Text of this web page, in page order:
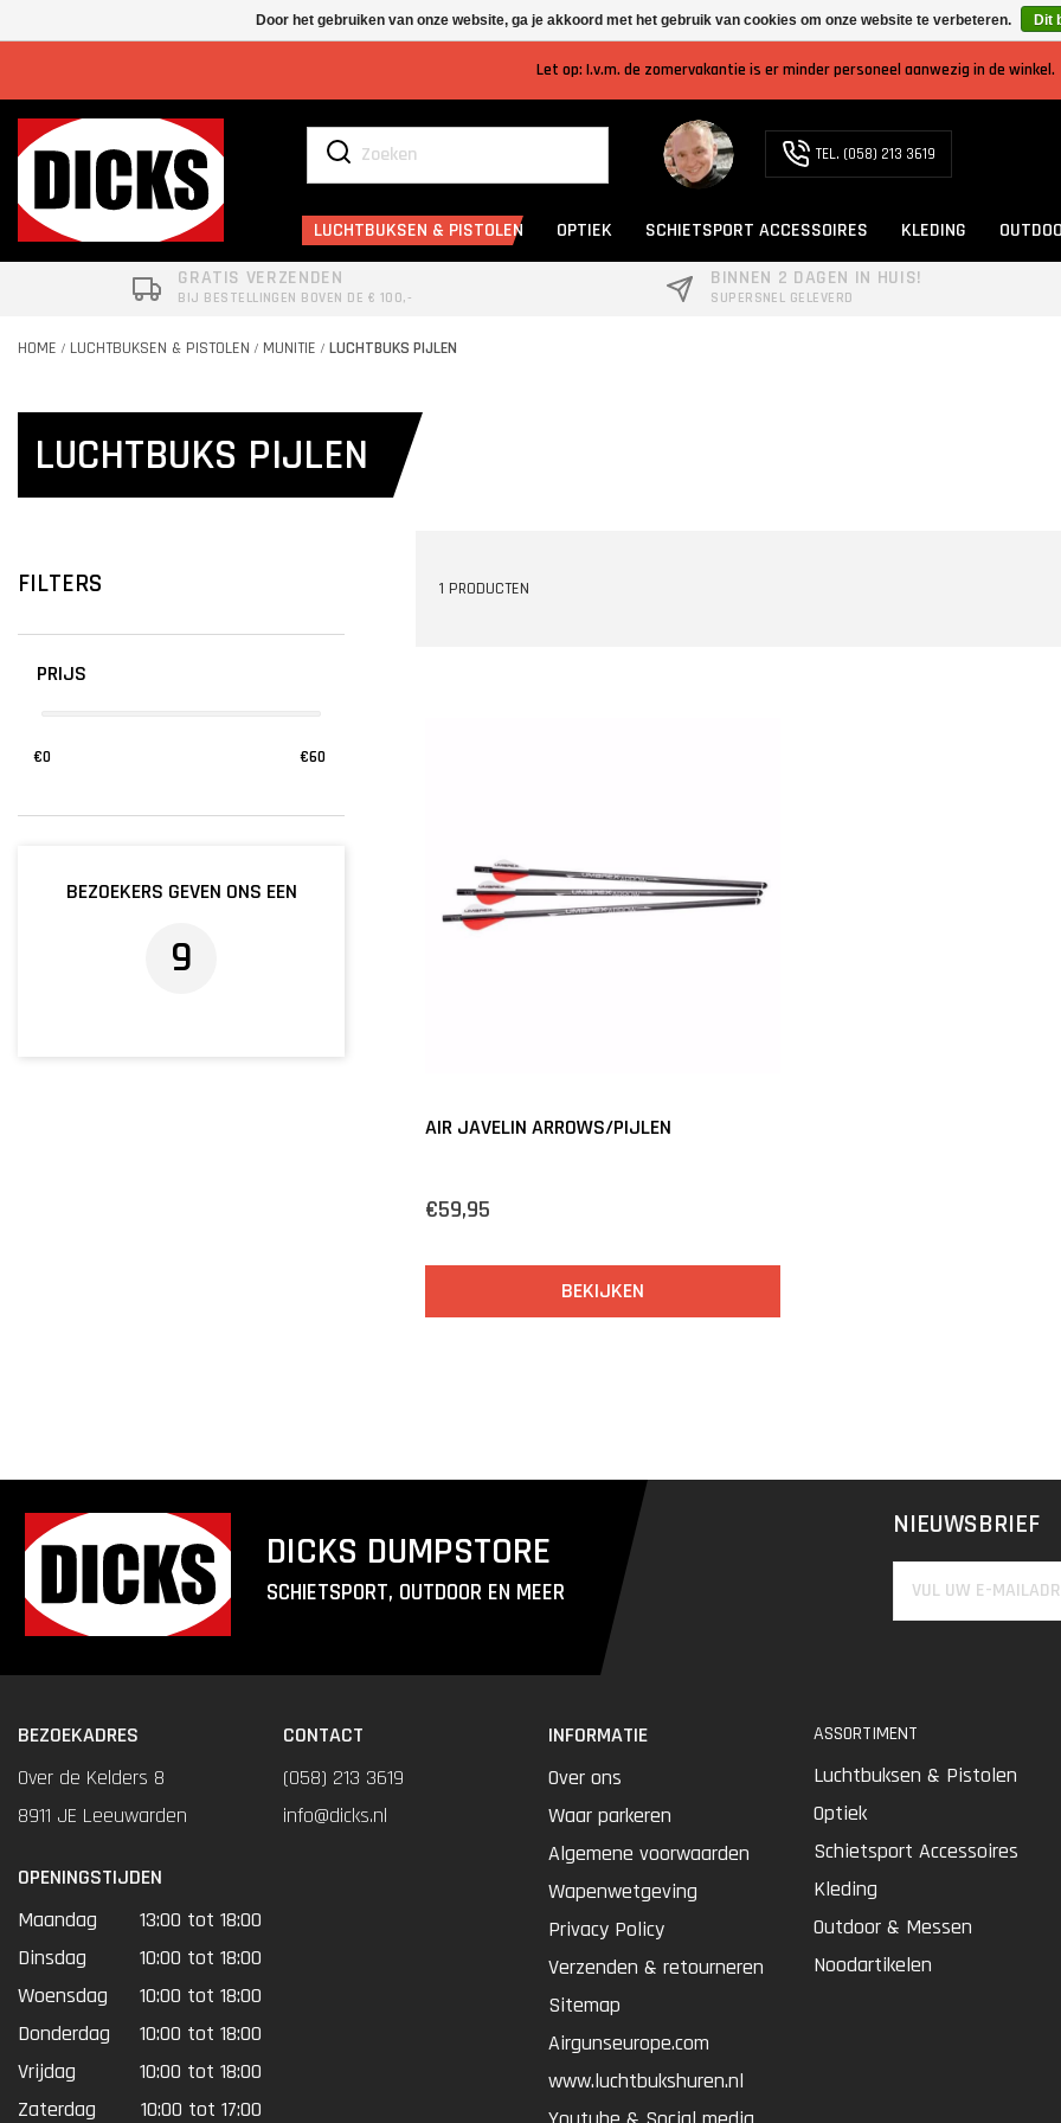
Let op: I.v.m. de zomervakantie is er minder personeel aanwezig in de winkel.
TEL. (058) 213 3619
LUCHTBUKSEN & PISTOLEN OPTIEK SCHIETSPORT ACCESSOIRES KLEDING
GRATIS VERZENDEN
BIJ BESTELLINGEN BOVEN DE € 100,-
BINNEN 2 DAGEN IN HUIS!
SUPERSNEL GELEVERD
HOME / LUCHTBUKSEN & PISTOLEN / MUNITIE / LUCHTBUKS PIJLEN
LUCHTBUKS PIJLEN
FILTERS
PRIJS
€0 €60
BEZOEKERS GEVEN ONS EEN
9
1 PRODUCTEN
AIR JAVELIN ARROWS/PIJLEN
€59,95
BEKIJKEN
DICKS DUMPSTORE
SCHIETSPORT, OUTDOOR EN MEER
NIEUWSBRIEF
BEZOEKADRES
Over de Kelders 8
8911 JE Leeuwarden
OPENINGSTIJDEN
Maandag
13:00 tot 18:00
Dinsdag
10:00 tot 18:00
Woensdag
10:00 tot 18:00
Donderdag
10:00 tot 18:00
Vrijdag
10:00 tot 18:00
Zaterdag
10:00 tot 17:00
CONTACT
(058) 213 3619
info@dicks.nl
INFORMATIE
Over ons
Waar parkeren
Algemene voorwaarden
Wapenwetgeving
Privacy Policy
Verzenden & retourneren
Sitemap
Airgunseurope.com
www.luchtbukshuren.nl
ASSORTIMENT
Luchtbuksen & Pistolen
Optiek
Schietsport Accessoires
Kleding
Outdoor & Messen
Noodartikelen
Door het gebruiken van onze website, ga je akkoord met het gebruik van cookies om onze website te verbeteren. Dit